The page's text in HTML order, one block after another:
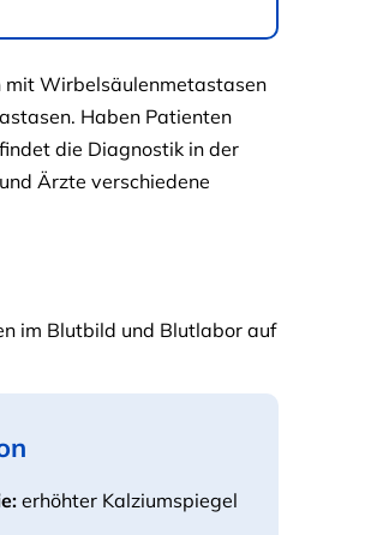
mit Wirbelsäulenmetastasen
Haben Patienten
die Diagnostik in der
Ärzte verschiedene
im Blutbild und Blutlabor auf
erhöhter Kalziumspiegel